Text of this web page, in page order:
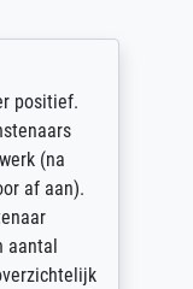
positief.
(na
af aan).